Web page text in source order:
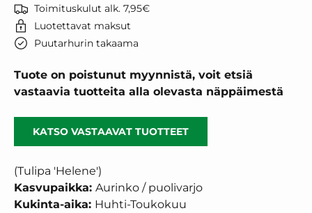
Toimituskulut alk. 7,95€
Luotettavat maksut
Puutarhurin takaama
Tuote on poistunut myynnistä, voit etsiä
vastaavia tuotteita alla olevasta näppäimestä
KATSO VASTAAVAT TUOTTEET
(Tulipa 'Helene')
Kasvupaikka: Aurinko / puolivarjo
Kukinta-aika: Huhti-Toukokuu